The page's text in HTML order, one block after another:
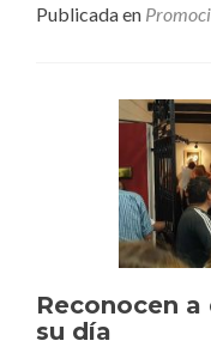
Publicada en
Reconocen
su día